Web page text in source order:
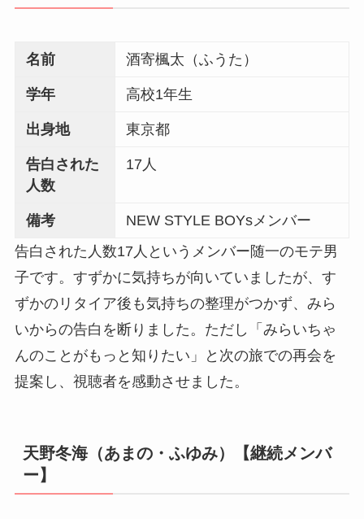
名前 酒寄楓太（ふうた）
学年 高校1年生
出身地 東京都
告白された
人数
17人
備考
NEW STYLE BOYsメンバー
告白された人数17人というメンバー随一のモテ男
子です。すずかに気持ちが向いていましたが、す
ずかのリタイア後も気持ちの整理がつかず、みら
いからの告白を断りました。ただし「みらいちゃ
んのことがもっと知りたい」と次の旅での再会を
提案し、視聴者を感動させました。
天野冬海（あまの・ふゆみ）【継続メンバ
ー】